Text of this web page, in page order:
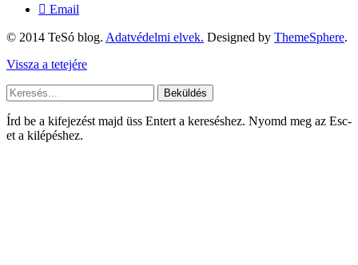
Email
© 2014 TeSó blog. Adatvédelmi elvek. Designed by ThemeSphere.
Vissza a tetejére
Beküldés
Írd be a kifejezést majd üss Entert a kereséshez. Nyomd meg az Esc-
et a kilépéshez.